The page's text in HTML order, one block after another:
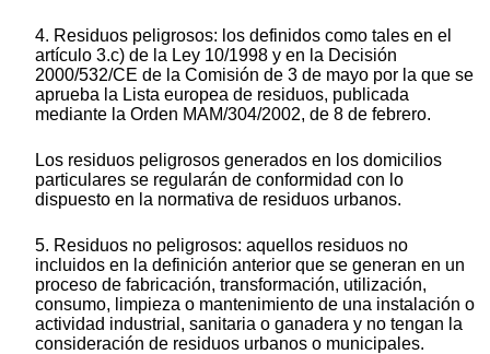
4. Residuos peligrosos: los definidos como tales en el
artículo 3.c) de la Ley 10/1998 y en la Decisión
2000/532/CE de la Comisión de 3 de mayo por la que se
aprueba la Lista europea de residuos, publicada
mediante la Orden MAM/304/2002, de 8 de febrero.
Los residuos peligrosos generados en los domicilios
particulares se regularán de conformidad con lo
dispuesto en la normativa de residuos urbanos.
5. Residuos no peligrosos: aquellos residuos no
incluidos en la definición anterior que se generan en un
proceso de fabricación, transformación, utilización,
consumo, limpieza o mantenimiento de una instalación o
actividad industrial, sanitaria o ganadera y no tengan la
consideración de residuos urbanos o municipales.